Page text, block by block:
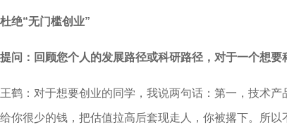
杜绝“无门槛创业”
提问：回顾您个人的发展路径或科研路径，对于一个想
王鹤：对于想要创业的同学，我说两句话：第一，技术
给你很少的钱，把估值拉高后套现走人，你被撂下。所